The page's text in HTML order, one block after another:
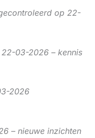
op 22-
03-2026 – kennis
2026
– nieuwe inzichten